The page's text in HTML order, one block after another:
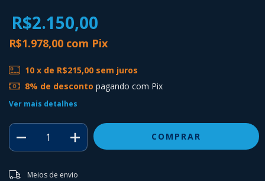
R$2.150,00
R$1.978,00 com Pix
10 x de R$215,00 sem juros
8% de desconto pagando com Pix
Ver mais detalhes
Entregas para o CEP:
Meios de envio